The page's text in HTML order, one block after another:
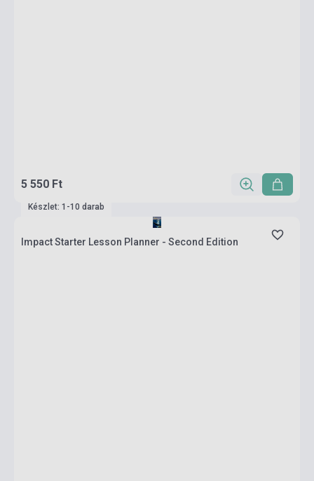
5 550 Ft
Készlet: 1-10 darab
Impact Starter Lesson Planner - Second Edition